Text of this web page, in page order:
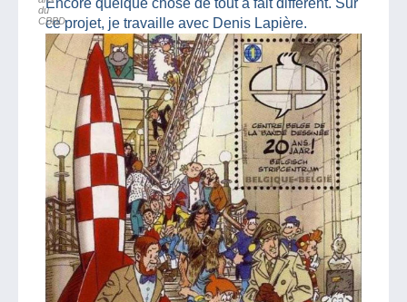
ce projet, je travaille avec Denis Lapière.
du
CBBD